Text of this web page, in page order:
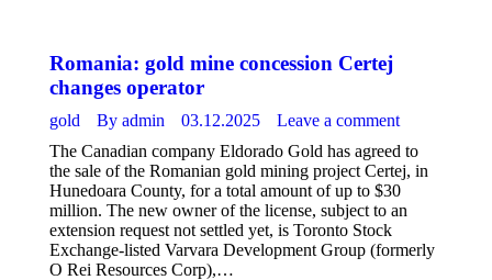
Romania: gold mine concession Certej
changes operator
gold By admin 03.12.2025
Leave a comment
The Canadian company Eldorado Gold has agreed to
the sale of the Romanian gold mining project Certej, in
Hunedoara County, for a total amount of up to $30
million. The new owner of the license, subject to an
extension request not settled yet, is Toronto Stock
Exchange-listed Varvara Development Group (formerly
O Rei Resources Corp),…